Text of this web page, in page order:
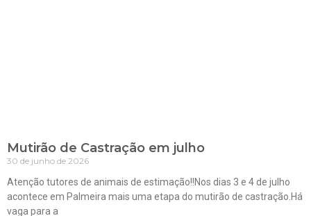
Mutirão de Castração em julho
30 de junho de 2026
Atenção tutores de animais de estimação!!Nos dias 3 e 4 de julho
acontece em Palmeira mais uma etapa do mutirão de castração.Há
vaga para a